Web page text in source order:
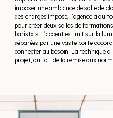
imposer une ambiance de salle de
des charges imposé, l’agence à du
pour créer deux salles de
barista ». L’accent est mit sur la
séparées par une vaste porte
connecter au besoin. La technique
projet, du fait de la remise aux